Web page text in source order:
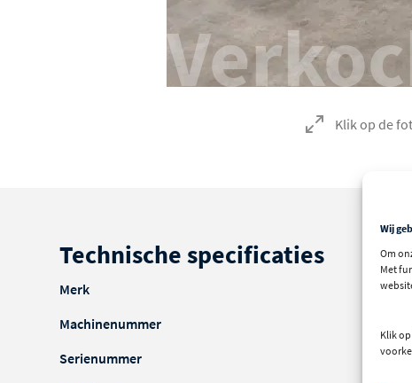
Wij
Om
Met
Klik
Klik op de
Technische specificaties
Merk
Machinenummer
Serienummer